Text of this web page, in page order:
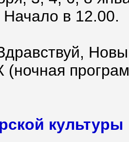
в 12.00.
культуры